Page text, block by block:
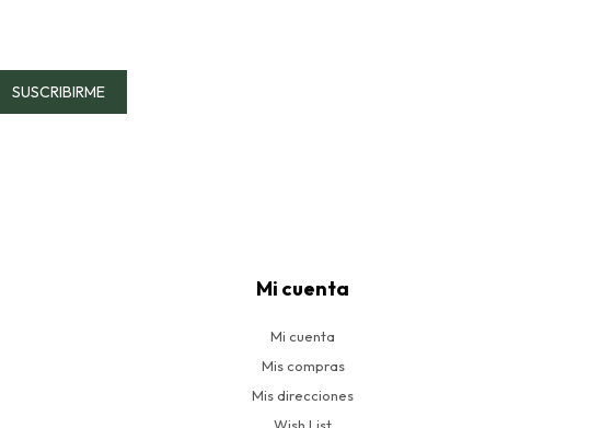
Mi cuenta
Mi cuenta
Mis compras
Mis direcciones
SUSCRIBIRME